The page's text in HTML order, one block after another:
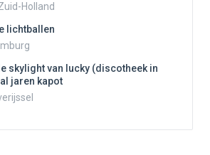
Holland
lichtballen
skylight van lucky (discotheek in
jaren kapot